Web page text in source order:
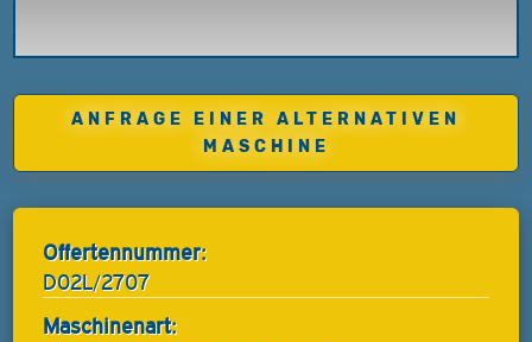
ANFRAGE EINER ALTERNATIVEN
MASCHINE
Offertennummer:
D02L/2707
Maschinenart: